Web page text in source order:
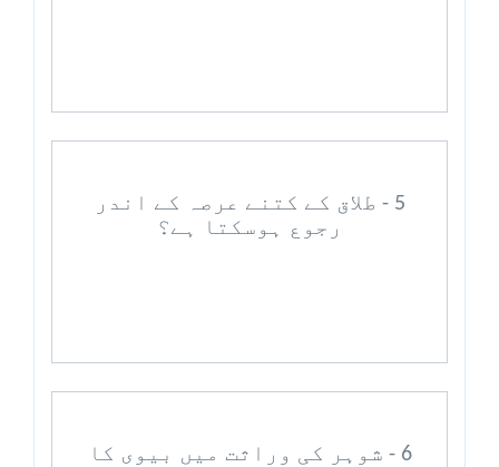
5 - طلاق کے کتنے عرصہ کے اندر
رجوع ہوسکتا ہے؟
6 - شوہر کی وراثت میں بیوی کا